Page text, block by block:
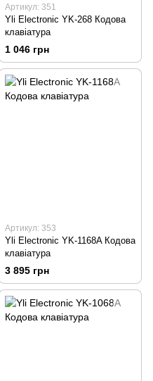
Артикул: 351
Yli Electronic YK-268 Кодова
клавіатура
1 046 грн
Артикул: 353
Yli Electronic YK-1168A Кодова
клавіатура
3 895 грн